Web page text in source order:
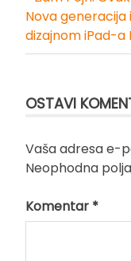
Kretanje
članka
Nova
dizajnom iPad-a
OSTAVI
Vaša adresa e-
Neophodna
Komentar *